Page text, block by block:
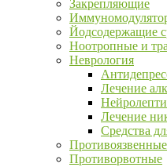
Закрепляющие
Йодсодержащие
Ноотропные и
Неврология
Лечение
Лечение
Средства
Противоязвенные
Противорвотные